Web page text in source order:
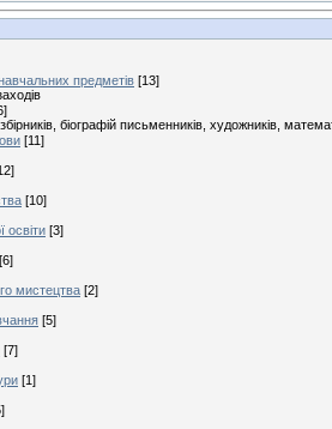
предметів [13]
біографій письменників, художників,
[11]
[10]
освіти [3]
[6]
мистецтва [2]
[5]
[7]
[1]